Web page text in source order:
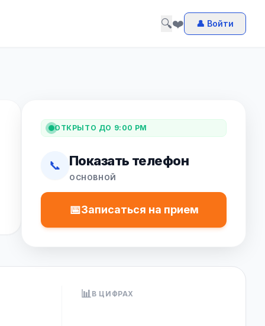
🔍❤️ 👤 Войти
ОТКРЫТО ДО 9:00 PM
📞 Показать телефон
ОСНОВНОЙ
📅Записаться на прием
📊В ЦИФРАХ